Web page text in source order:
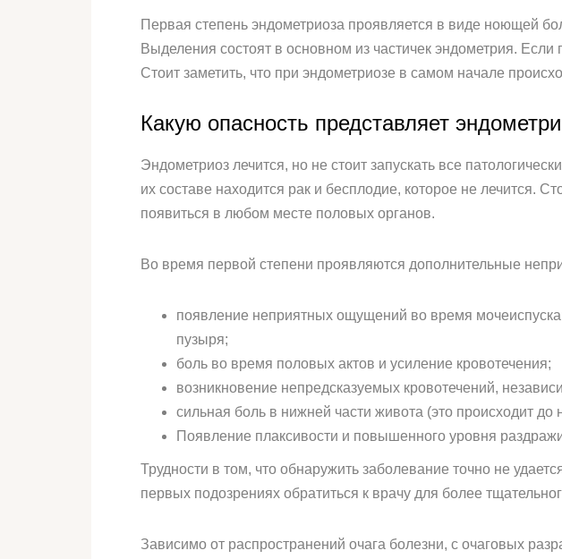
Первая степень эндометриоза проявляется в виде ноющей
Выделения состоят в основном из частичек эндометрия.
Стоит заметить, что при эндометриозе в самом начале
Какую опасность представляет
Эндометриоз лечится, но не стоит запускать все
их составе находится рак и бесплодие, которое не лечится.
появиться в любом месте половых органов.
Во время первой степени проявляются дополнительные
появление неприятных ощущений во время
пузыря;
боль во время половых актов и усиление кровотечения;
возникновение непредсказуемых кровотечений,
сильная боль в нижней части живота (это происходит
Появление плаксивости и повышенного уровня
Трудности в том, что обнаружить заболевание точно не
первых подозрениях обратиться к врачу для более
Зависимо от распространений очага болезни, с очаговых